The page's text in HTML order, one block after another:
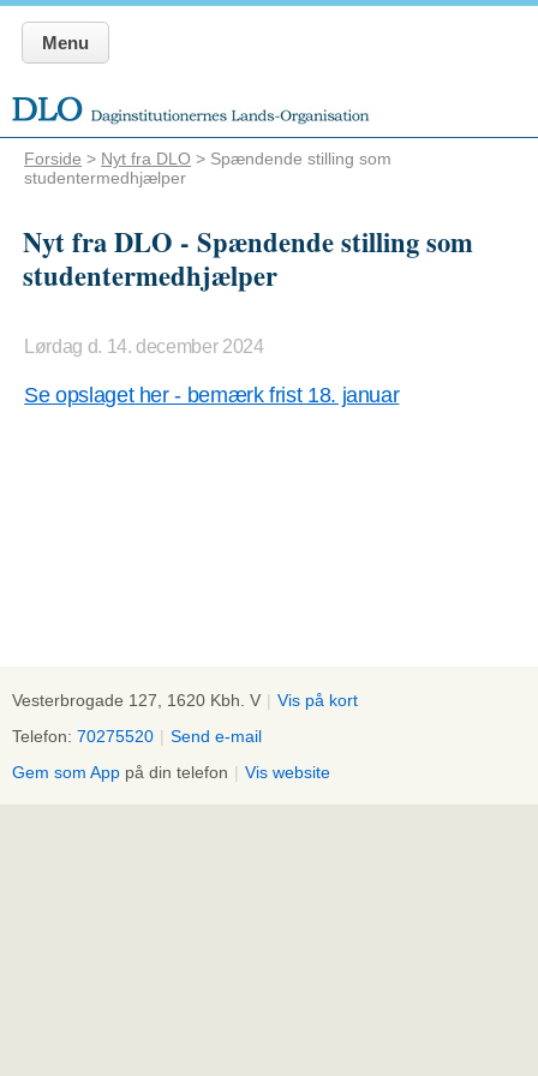
Menu
Forside > Nyt fra DLO > Spændende stilling som
studentermedhjælper
Nyt fra DLO - Spændende stilling som
studentermedhjælper
Lørdag d. 14. december 2024
Se opslaget her - bemærk frist 18. januar
Vesterbrogade 127, 1620 Kbh. V | Vis på kort
Telefon: 70275520 | Send e-mail
Gem som App på din telefon | Vis website